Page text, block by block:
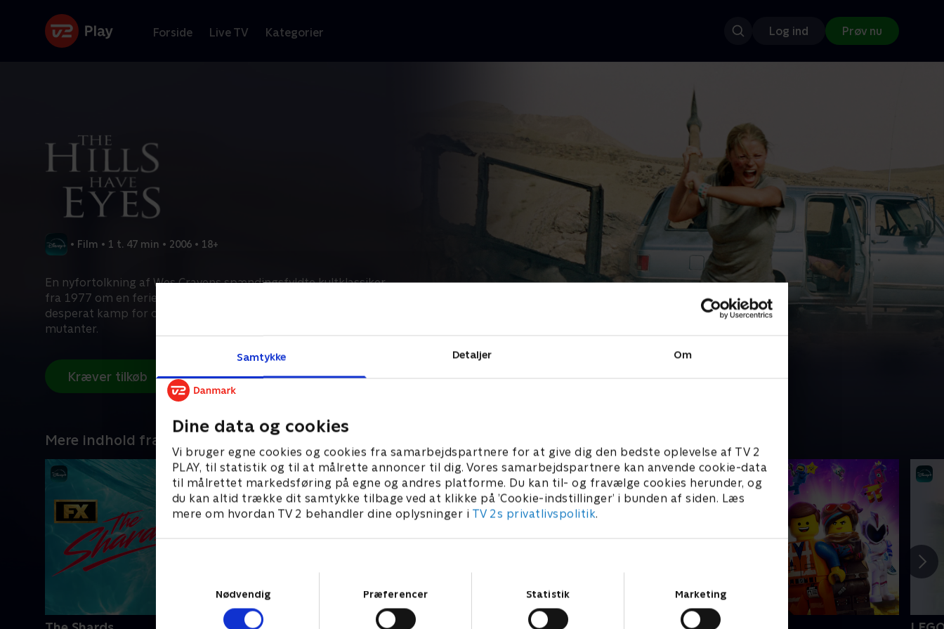
Samtykke Detaljer Om
Dine data og cookies
Vi bruger egne cookies og cookies fra samarbejdspartnere for at give dig den bedste oplevelse af TV 2
PLAY, til statistik og til at målrette annoncer til dig. Vores samarbejdspartnere kan anvende cookie-data
til målrettet markedsføring på egne og andres platforme. Du kan til- og fravælge cookies herunder, og
du kan altid trække dit samtykke tilbage ved at klikke på ’Cookie-indstillinger’ i bunden af siden. Læs
mere om hvordan TV 2 behandler dine oplysninger i TV 2s privatlivspolitik.
Nødvendig
Præferencer Statistik Marketing
Forside Live TV Kategorier Log ind Prøv nu
• Film • 1 t. 47 min • 2006 • 18+
En nyfortolkning af Wes Cravens spændingsfyldte kultklassiker
fra 1977 om en ferierende familie, der pludselig står over for en
desperat kamp for overlevelse i ørkenen mod blodtørstige
mutanter.
Kræver tilkøb
Mere indhold fra Disney+